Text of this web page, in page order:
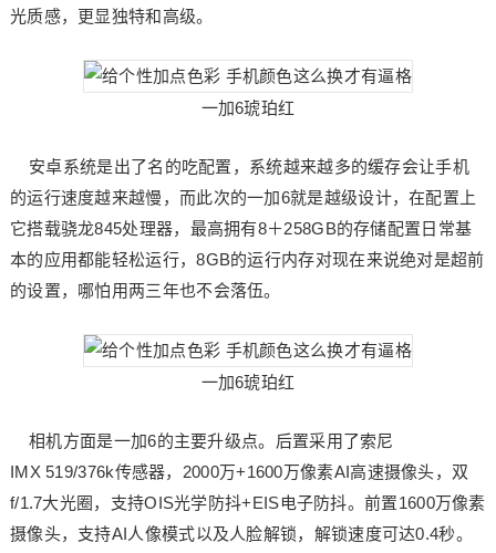
光质感，更显独特和高级。
一加6琥珀红
安卓系统是出了名的吃配置，系统越来越多的缓存会让手机
的运行速度越来越慢，而此次的一加6就是越级设计，在配置上
它搭载骁龙845处理器，最高拥有8＋258GB的存储配置日常基
本的应用都能轻松运行，8GB的运行内存对现在来说绝对是超前
的设置，哪怕用两三年也不会落伍。
一加6琥珀红
相机方面是一加6的主要升级点。后置采用了索尼
IMX 519/376k传感器，2000万+1600万像素AI高速摄像头，双
f/1.7大光圈，支持OIS光学防抖+EIS电子防抖。前置1600万像素
摄像头，支持AI人像模式以及人脸解锁，解锁速度可达0.4秒。